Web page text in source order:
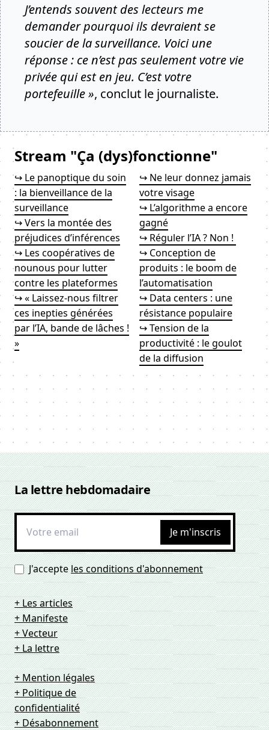
J’entends souvent des lecteurs me
demander pourquoi ils devraient se
soucier de la surveillance. Voici une
réponse : ce n’est pas seulement votre vie
privée qui est en jeu. C’est votre
portefeuille », conclut le journaliste.
Stream "Ça (dys)fonctionne"
↪ Le panoptique du soin
: la bienveillance de la
surveillance
↪ Vers la montée des
préjudices d’inférences
↪ Les coopératives de
nounous pour lutter
contre les plateformes
↪ « Laissez-nous filtrer
ces inepties générées
par l’IA, bande de lâches !
»
↪ Ne leur donnez jamais
votre visage
↪ L’algorithme a encore
gagné
↪ Réguler l’IA ? Non !
↪ Conception de
produits : le boom de
l’automatisation
↪ Data centers : une
résistance populaire
↪ Tension de la
productivité : le goulot
de la diffusion
La lettre hebdomadaire
Je m'inscris
J'accepteles conditions d'abonnement
+ Les articles
+ Manifeste
+ Vecteur
+ La lettre
+ Mention légales
+ Politique de
confidentialité
+ Désabonnement